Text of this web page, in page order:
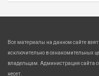
Все материалы на данном сайте
исключительно в ознакомительных
владельцам. Администрация сайта
несет.